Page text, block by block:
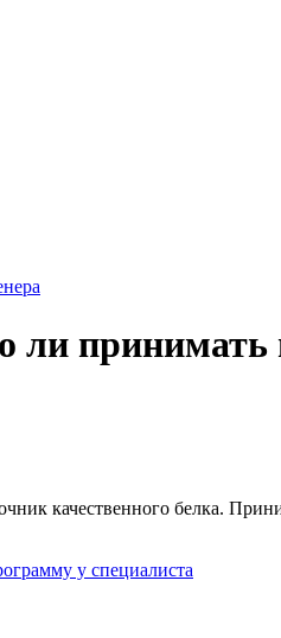
принимать
качественного белка.
у специалиста